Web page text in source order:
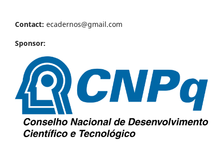
Contact: ecadernos@gmail.com
Sponsor: